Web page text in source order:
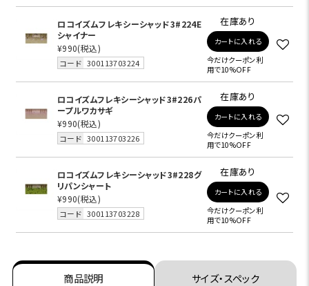
ロコイズムフレキシーシャッド3#224E
シャイナー
¥990(税込)
コード 300113703224
在庫あり
カートに入れる
今だけクーポン利
用で10%OFF
ロコイズムフレキシーシャッド3#226パ
ープルワカサギ
¥990(税込)
コード 300113703226
在庫あり
カートに入れる
今だけクーポン利
用で10%OFF
ロコイズムフレキシーシャッド3#228グ
リパンシャート
¥990(税込)
コード 300113703228
在庫あり
カートに入れる
今だけクーポン利
用で10%OFF
商品説明 サイズ・スペック